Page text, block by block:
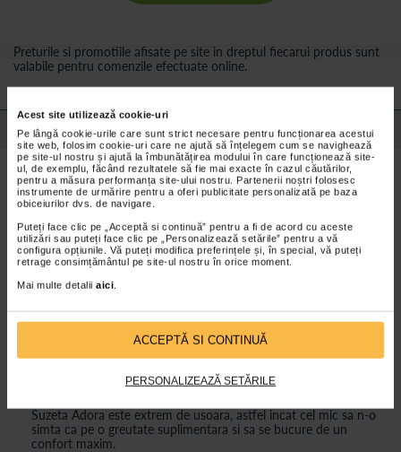
Acest site utilizează cookie-uri
Pe lângă cookie-urile care sunt strict necesare pentru funcționarea acestui
site web, folosim cookie-uri care ne ajută să înțelegem cum se navighează
pe site-ul nostru și ajută la îmbunătățirea modului în care funcționează site-
ul, de exemplu, făcând rezultatele să fie mai exacte în cazul căutărilor,
pentru a măsura performanța site-ului nostru. Partenerii noștri folosesc
instrumente de urmărire pentru a oferi publicitate personalizată pe baza
obiceiurilor dvs. de navigare.
Puteți face clic pe „Acceptă si continuă” pentru a fi de acord cu aceste
utilizări sau puteți face clic pe „Personalizează setările” pentru a vă
configura opțiunile. Vă puteți modifica preferințele și, în special, vă puteți
retrage consimțământul pe site-ul nostru în orice moment.
Mai multe detalii aici
ACCEPTĂ SI CONTINUĂ
PERSONALIZEAZĂ SETĂRILE
Preturile si promotiile afisate pe site in dreptul fiecarui produs sunt
valabile pentru comenzile efectuate online.
Detalii despre produs
Beneficii Adora Suzeta din silicon, cu cutie de
sterilizare:
Pielea micutului poate sa respire
Designul inovator, cu orificii mari pentru aerisire, asigura o
ventilare optima a pielii, prevenind umezirea excesiva si aparitia
iritatiilor. Confortul pielii este o conditie importanta ca bebe sa
fie linistit si fericit.
Confectionata dintr-un silicon moale, de inalta calitate, tetina
suzetei Adora pentru baieti sprijina dezvoltarea normala a
cavitatii orale. Forma simetrica a tetinei este special conceputa
pentru a respecta conturul natural al boltei palatine, gingiilor si
dintilor micutului.
Suzeta Adora este extrem de usoara, astfel incat cel mic sa n-o
simta ca pe o greutate suplimentara si sa se bucure de un
confort maxim.